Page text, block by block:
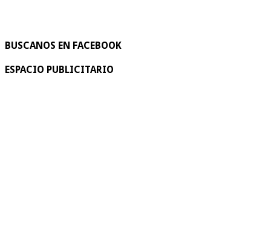
BUSCANOS EN FACEBOOK
ESPACIO PUBLICITARIO